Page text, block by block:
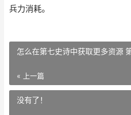
兵力消耗。
怎么在第七史诗中获取更多资源
« 上一篇
没有了！